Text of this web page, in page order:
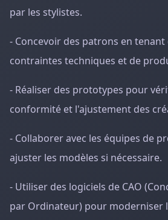
par les stylistes.
- Concevoir des patrons en
contraintes techniques et de
- Réaliser des prototypes pour
conformité et l'ajustement des
- Collaborer avec les équipes de
ajuster les modèles si nécessaire.
- Utiliser des logiciels de CAO
par Ordinateur) pour moderniser